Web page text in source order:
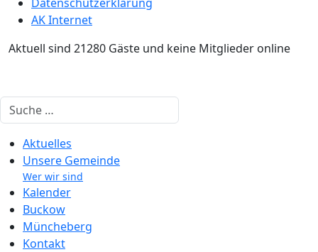
AK Internet
Aktuell sind 21280 Gäste und keine Mitglieder online
Suchen
Aktuelles
Unsere Gemeinde
Wer wir sind
Kalender
Buckow
Müncheberg
Kontakt